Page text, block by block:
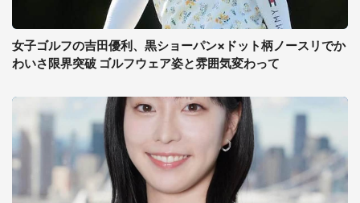
女子ゴルフの吉田優利、黒ショーパン×ドット柄ノースリでか
わいさ限界突破 ゴルフウェア姿と雰囲気変わって